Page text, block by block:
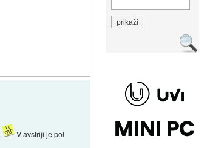
V avstriji je pol